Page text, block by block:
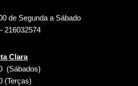
de Segunda a Sábado
216032574
Clara
(Sábados)
(Terças)